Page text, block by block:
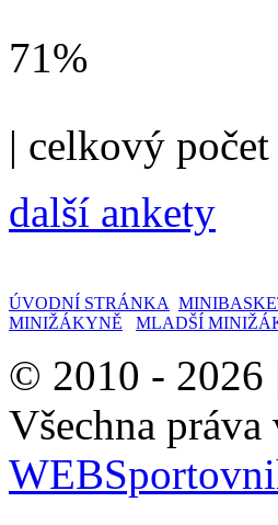
71%
| celkový
další ankety
ÚVODNÍ STRÁNKA
MINIŽÁKYNĚ
MLADŠÍ
© 2010 - 2026
Všechna práva